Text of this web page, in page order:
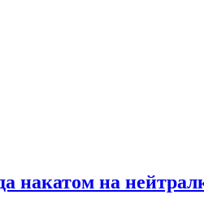
накатом на